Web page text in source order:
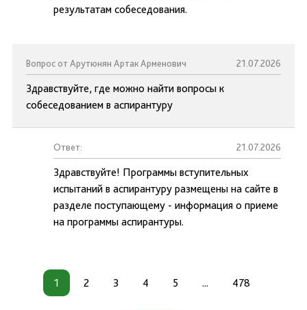
результатам собеседования.
Вопрос от Арутюнян Артак Арменович 21.07.2026
Здравствуйте, где можно найти вопросы к
собеседованием в аспирантуру
Ответ: 21.07.2026
Здравствуйте! Программы вступительных
испытаний в аспирантуру размещены на сайте в
разделе поступающему - информация о приеме
на программы аспирантуры.
1 2 3 4 5 ... 478